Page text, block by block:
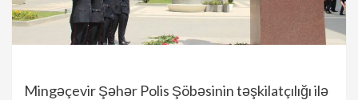
Mingəçevir Şəhər Polis Şöbəsinin təşkilatçılığı ilə